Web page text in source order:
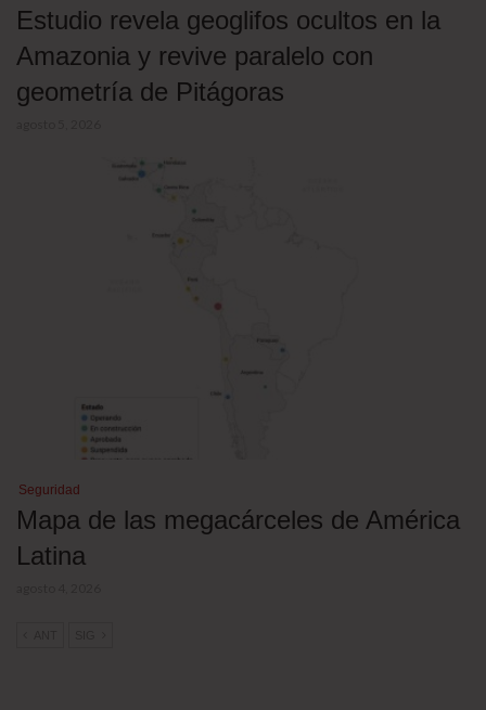
Estudio revela geoglifos ocultos en la
Amazonia y revive paralelo con
geometría de Pitágoras
Seguridad
Mapa de las megacárceles de América
Latina